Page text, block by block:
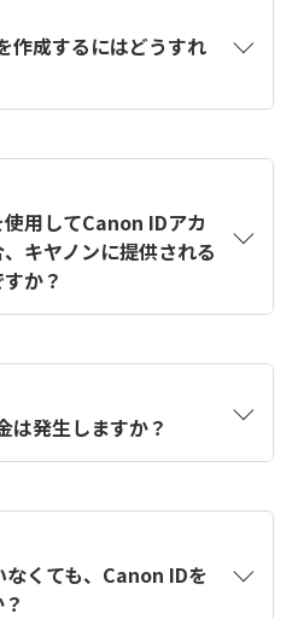
作成するにはどうすれ
は【カメラ】Canon IDとは
の作成方法は？をご確認く
用してCanon IDアカ
キヤノンに提供される
か？
取得します。アカウントを
うに、この情報を使用して
ームを入力します。
は発生しますか？
くても、Canon IDを